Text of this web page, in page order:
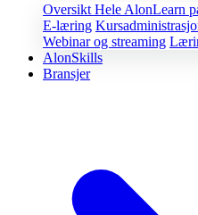
Oversikt Hele AlonLearn
E-læring
Webinar og streaming
AlonSkills
Bransjer